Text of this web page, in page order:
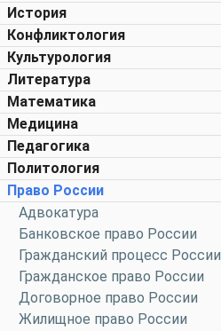
История
Конфликтология
Культурология
Литература
Математика
Медицина
Педагогика
Политология
Право России
Адвокатура
Банковское право России
Гражданский процесс России
Гражданское право России
Договорное право России
Жилищное право России